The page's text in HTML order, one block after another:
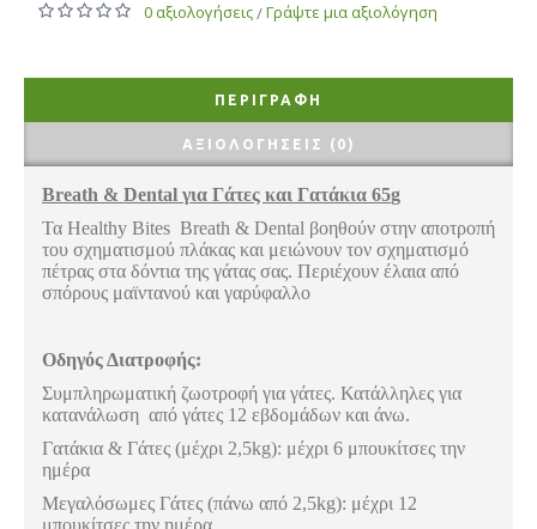
0 αξιολογήσεις/Γράψτε μια αξιολόγηση
ΠΕΡΙΓΡΑΦΉ
ΑΞΙΟΛΟΓΉΣΕΙΣ (0)
Breath & Dental για Γάτες και Γατάκια 65g
Τα Healthy Bites Breath & Dental βοηθούν στην αποτροπή
του σχηματισμού πλάκας και μειώνουν τον σχηματισμό
πέτρας στα δόντια της γάτας σας. Περιέχουν έλαια από
σπόρους μαϊντανού και γαρύφαλλο
Οδηγός Διατροφής:
Συμπληρωματική ζωοτροφή για γάτες. Κατάλληλες για
κατανάλωση από γάτες 12 εβδομάδων και άνω.
Γατάκια & Γάτες (μέχρι 2,5kg): μέχρι 6 μπουκίτσες την
ημέρα
Μεγαλόσωμες Γάτες (πάνω από 2,5kg): μέχρι 12
μπουκίτσες την ημέρα